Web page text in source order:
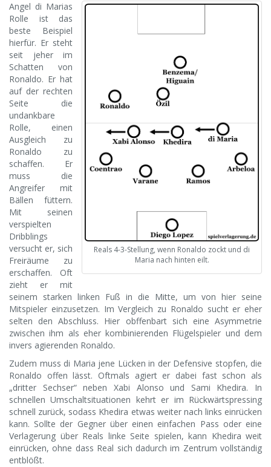
Reals 4-3-Stellung, wenn Ronaldo zockt und di
Maria nach hinten eilt.
Angel di Marias
Rolle ist das
beste Beispiel
hierfür. Er steht
seit jeher im
Schatten von
Ronaldo. Er hat
auf der rechten
Seite die
undankbare
Rolle, einen
Ausgleich zu
Ronaldo zu
schaffen. Er
muss die
Angreifer mit
Bällen füttern.
Mit seinen
verspielten
Dribblings
versucht er, sich
Freiräume zu
erschaffen. Oft
zieht er mit
seinem starken linken Fuß in die Mitte, um von hier seine
Mitspieler einzusetzen. Im Vergleich zu Ronaldo sucht er eher
selten den Abschluss. Hier obffenbart sich eine Asymmetrie
zwischen ihm als eher kombinierenden Flügelspieler und dem
invers agierenden Ronaldo.
Zudem muss di Maria jene Lücken in der Defensive stopfen, die
Ronaldo offen lässt. Oftmals agiert er dabei fast schon als
„dritter Sechser“ neben Xabi Alonso und Sami Khedira. In
schnellen Umschaltsituationen kehrt er im Rückwärtspressing
schnell zurück, sodass Khedira etwas weiter nach links einrücken
kann. Sollte der Gegner über einen einfachen Pass oder eine
Verlagerung über Reals linke Seite spielen, kann Khedira weit
einrücken, ohne dass Real sich dadurch im Zentrum vollständig
entblößt.